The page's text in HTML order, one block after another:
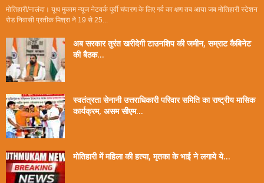
मोतिहारी/नालंदा। यूथ मुकाम न्यूज नेटवर्क पूर्वी चंपारण के लिए गर्व का क्षण तब आया जब मोतिहारी स्टेशन
रोड निवासी प्रतीक मिश्रा ने 19 से 25...
अब सरकार तुरंत खरीदेगी टाउनशिप की जमीन, सम्राट कैबिनेट
की बैठक...
स्वतंत्रता सेनानी उत्तराधिकारी परिवार समिति का राष्ट्रीय मासिक
कार्यक्रम, असम सीएम...
मोतिहारी में महिला की हत्या, मृतका के भाई ने लगाये ये...